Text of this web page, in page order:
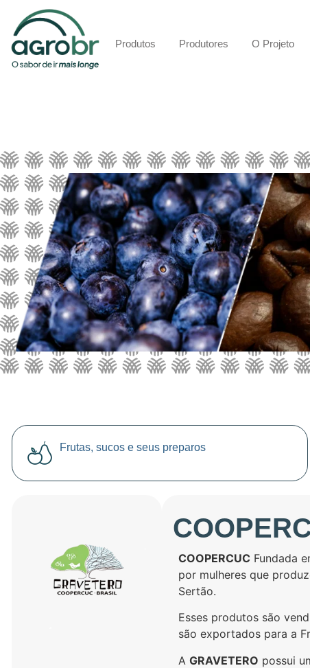
Produtos Produtores O Projeto
Frutas, sucos e seus preparos
COOPERCUC Fundada
por mulheres que
Sertão.
Esses produtos são
são exportados para a
A GRAVETERO possui